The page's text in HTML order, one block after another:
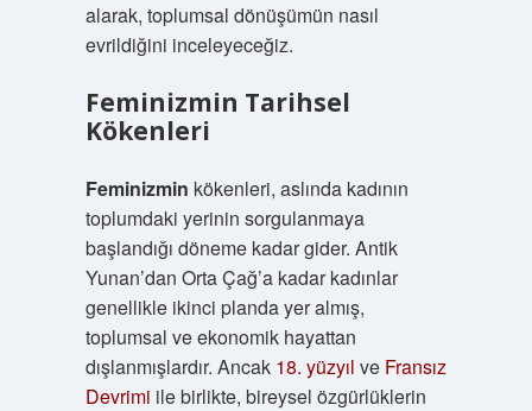
alarak, toplumsal dönüşümün nasıl
evrildiğini inceleyeceğiz.
Feminizmin Tarihsel
Kökenleri
Feminizmin kökenleri, aslında kadının
toplumdaki yerinin sorgulanmaya
başlandığı döneme kadar gider. Antik
Yunan’dan Orta Çağ’a kadar kadınlar
genellikle ikinci planda yer almış,
toplumsal ve ekonomik hayattan
dışlanmışlardır. Ancak 18. yüzyıl ve Fransız
Devrimi ile birlikte, bireysel özgürlüklerin